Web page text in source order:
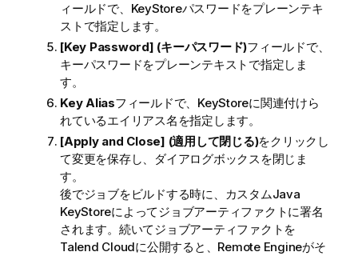
ィールドで、KeyStoreパスワードをプレーンテキ
ストで指定します。
[Key Password] (キーパスワード)フィールドで、
キーパスワードをプレーンテキストで指定しま
す。
Key Aliasフィールドで、KeyStoreに関連付けら
れているエイリアス名を指定します。
[Apply and Close] (適用して閉じる)をクリックし
て変更を保存し、ダイアログボックスを閉じま
す。
後でジョブをビルドする時に、カスタムJava
KeyStoreによってジョブアーティファクトに署名
されます。続いてジョブアーティファクトを
Talend Cloudに公開すると、Remote Engineがそ